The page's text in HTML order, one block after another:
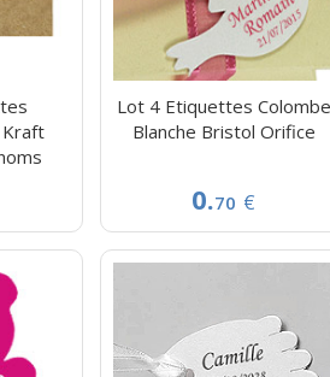
Kraft
Lot 4 Etiquettes Colombe
Blanche Bristol Orifice
0.70 €